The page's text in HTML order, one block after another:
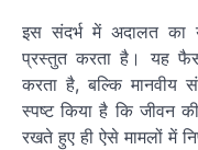
इस संदर्भ में अदालत का
प्रस्तुत करता है। यह
करता है, बल्कि मानवीय
स्पष्ट किया है कि जीवन
रखते हुए ही ऐसे मामलों में